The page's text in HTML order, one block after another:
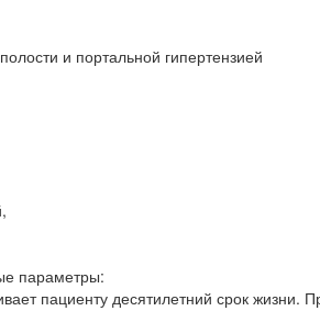
и портальной гипертензией
параметры:
пациенту десятилетний срок жизни.